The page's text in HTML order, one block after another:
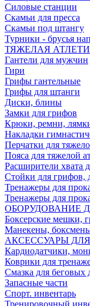
Силовые станции
Скамьи для пресса
Скамьи под штангу
Турники - брусья
ТЯЖЕЛАЯ
Гантели для мужчин
Гири
Грифы гантельные
Грифы для штанги
Диски, блины
Замки для грифов
Крюки, ремни,
Накладки
Перчатки для
Пояса для тяжелой
Расширители хвата
Стойки для грифов,
Тренажеры для
Тренажеры для
ОБОРУДОВАНИЕ
Боксерские мешки,
Манекены,
АКСЕССУАРЫ
Кардиодатчики,
Коврики для
Смазка для беговых
Запасные части
Спорт. инвентарь
Тренировочный